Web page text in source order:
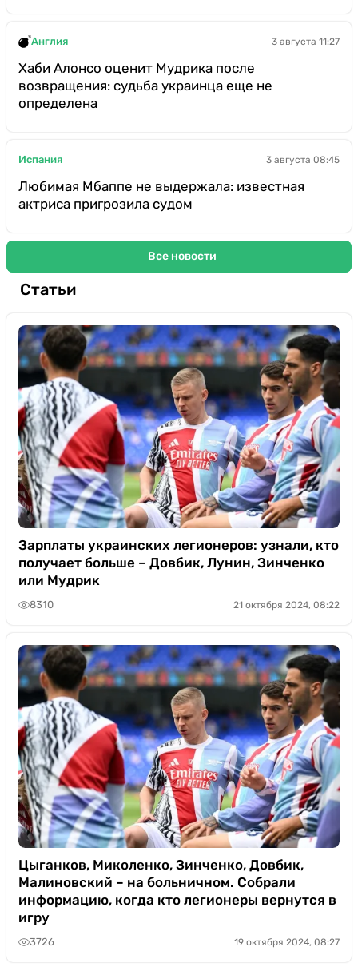
Англия 3 августа 11:27
Хаби Алонсо оценит Мудрика после
возвращения: судьба украинца еще не
определена
Испания 3 августа 08:45
Любимая Мбаппе не выдержала: известная
актриса пригрозила судом
Все новости
Статьи
Зарплаты украинских легионеров: узнали, кто
получает больше – Довбик, Лунин, Зинченко
или Мудрик
8310 21 октября 2024, 08:22
Цыганков, Миколенко, Зинченко, Довбик,
Малиновский – на больничном. Собрали
информацию, когда кто легионеры вернутся в
игру
3726 19 октября 2024, 08:27